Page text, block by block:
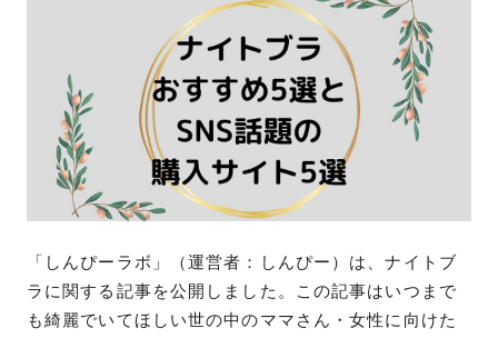
「しんぴーラボ」（運営者：しんぴー）は、ナイトブ
ラに関する記事を公開しました。この記事はいつまで
も綺麗でいてほしい世の中のママさん・女性に向けた